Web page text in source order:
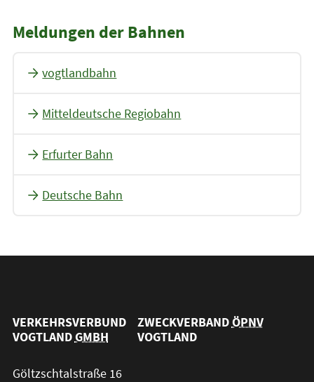
Meldungen der Bahnen
vogtlandbahn
Mitteldeutsche Regiobahn
Erfurter Bahn
Deutsche Bahn
VERKEHRSVERBUND
VOGTLANDGMBH
ZWECKVERBANDÖPNV
VOGTLAND
Göltzschtalstraße 16